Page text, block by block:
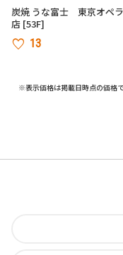
炭焼 うな富士 東京オペ
店 [53F]
13
※表示価格は掲載日時点の価格で